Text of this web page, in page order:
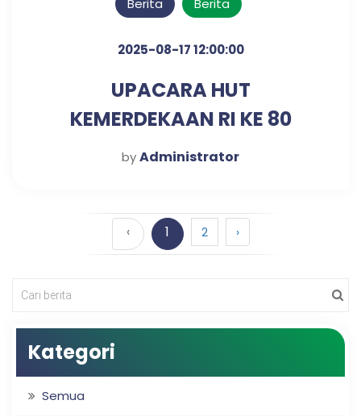
2025-08-17 12:00:00
UPACARA HUT
KEMERDEKAAN RI KE 80
TAHUN
byAdministrator
‹ 1 2 ›
Kategori
Semua